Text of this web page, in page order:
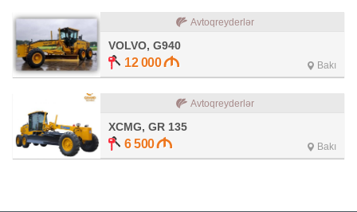
Avtoqreyderlər
VOLVO, G940
12 000 Bakı
Avtoqreyderlər
XCMG, GR 135
6 500 Bakı